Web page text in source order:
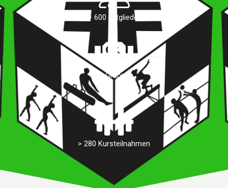
> 600 Mitglieder
14 Gruppen
> 280 Kursteilnahmen